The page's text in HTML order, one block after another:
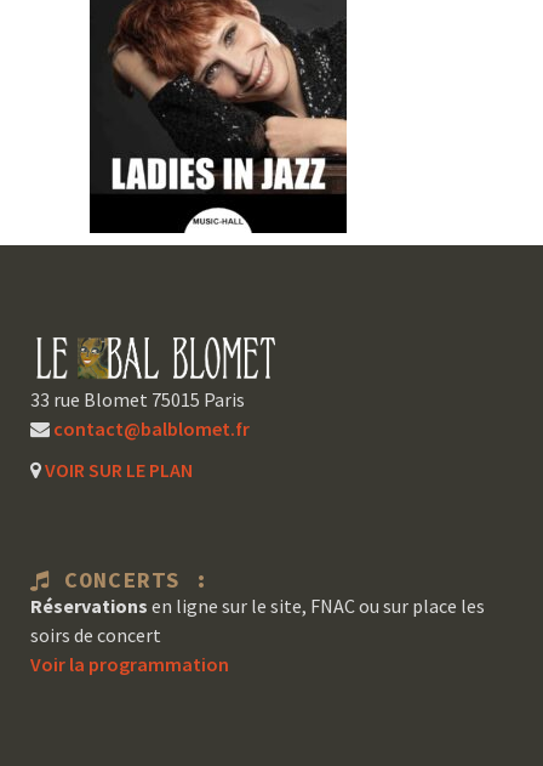
33 rue Blomet 75015 Paris
contact@balblomet.fr
VOIR SUR LE PLAN
CONCERTS :
Réservations en ligne sur le site, FNAC ou sur place les
soirs de concert
Voir la programmation